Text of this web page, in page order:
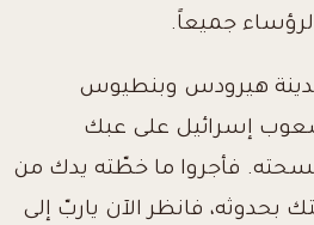
جميعاً.
هيرودس وبنطيوس
إسرائيل على عبك
فأجروا ما خطّته يدك من
فانظر الآن ياربّ إلى